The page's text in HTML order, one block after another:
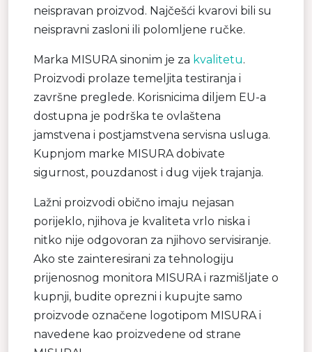
neispravan proizvod. Najčešći kvarovi bili su
neispravni zasloni ili polomljene ručke.
Marka MISURA sinonim je za kvalitetu.
Proizvodi prolaze temeljita testiranja i
završne preglede. Korisnicima diljem EU-a
dostupna je podrška te ovlaštena
jamstvena i postjamstvena servisna usluga.
Kupnjom marke MISURA dobivate
sigurnost, pouzdanost i dug vijek trajanja.
Lažni proizvodi obično imaju nejasan
porijeklo, njihova je kvaliteta vrlo niska i
nitko nije odgovoran za njihovo servisiranje.
Ako ste zainteresirani za tehnologiju
prijenosnog monitora MISURA i razmišljate o
kupnji, budite oprezni i kupujte samo
proizvode označene logotipom MISURA i
navedene kao proizvedene od strane